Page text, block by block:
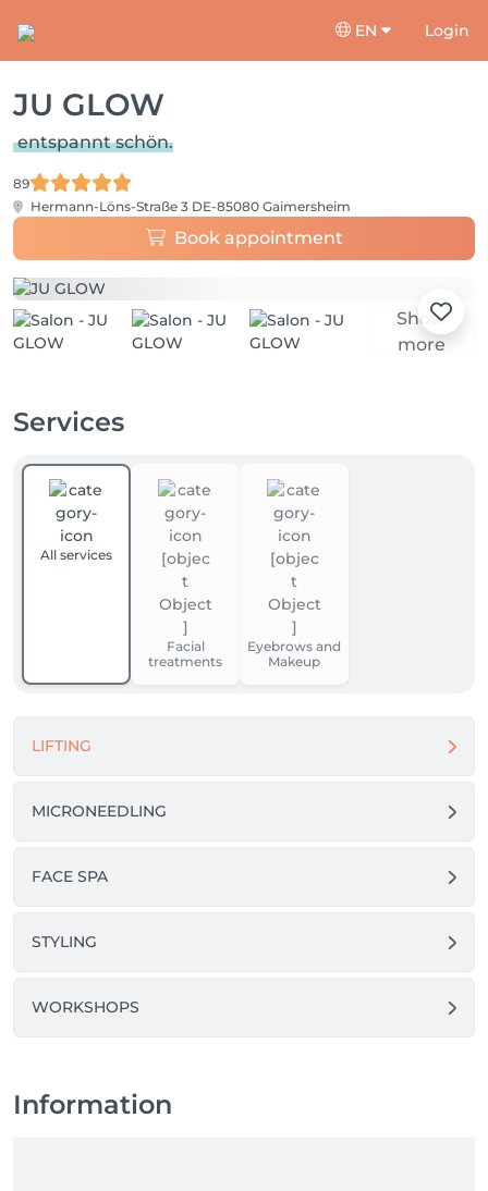
EN Login
JU GLOW
entspannt schön.
89
Hermann-Löns-Straße 3 DE-85080 Gaimersheim
Book appointment
Show
more
Services
All services
Facial
treatments
Eyebrows and
Makeup
LIFTING
MICRONEEDLING
FACE SPA
STYLING
WORKSHOPS
Information